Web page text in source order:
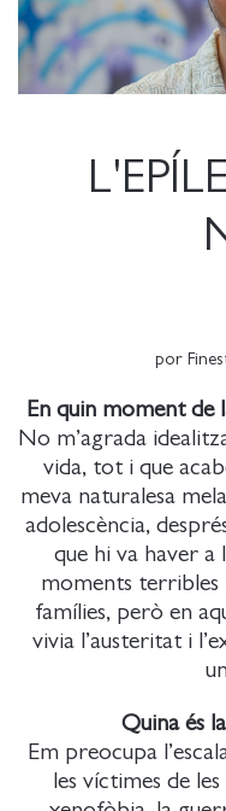
por
En quin moment de
No m’agrada
vida, tot i que
meva naturalesa
adolescència,
que hi va haver a
moments terribles
famílies, però en
vivia l’austeritat i
Quina és
Em preocupa
les víctimes de